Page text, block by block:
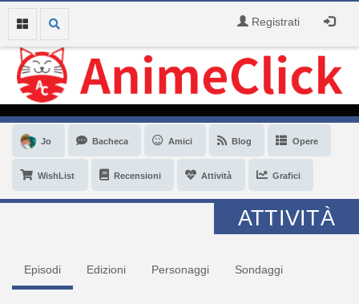
Registrati
Jo Bacheca Amici Blog Opere
WishList Recensioni Attività Grafici
ATTIVITÀ
Episodi Edizioni Personaggi Sondaggi